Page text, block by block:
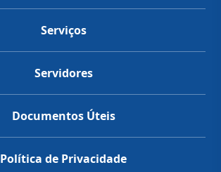
Serviços
Servidores
Documentos Úteis
Política de Privacidade